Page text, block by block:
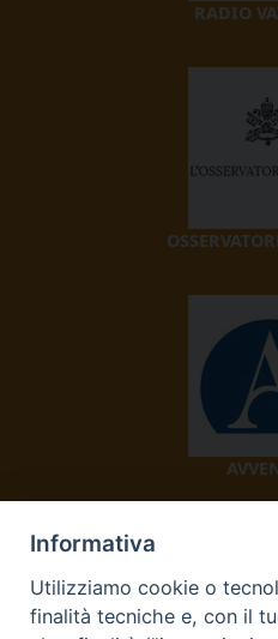
RADIO
Informativa
Utilizziamo cookie o
finalità tecniche e, con il